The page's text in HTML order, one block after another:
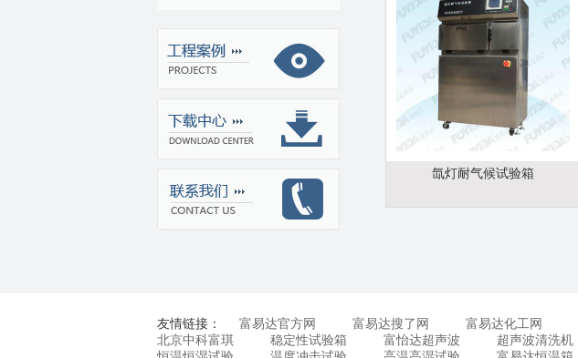
氙灯耐气候试验箱
友情链接： 富易达官方网 富易达搜了网 富易达化工网
北京中科富琪
稳定性试验箱 富怡达超声波 超声波清洗机